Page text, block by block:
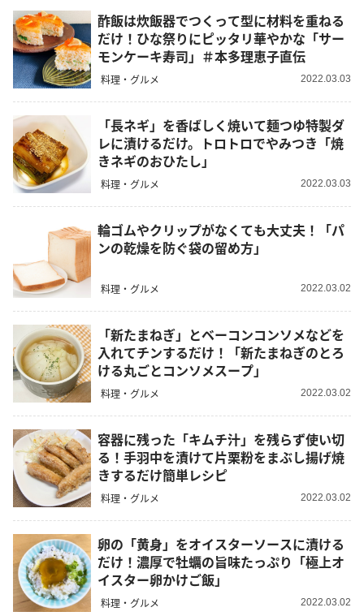
酢飯は炊飯器でつくって型に材料を重ねる
だけ！ひな祭りにピッタリ華やかな「サー
モンケーキ寿司」＃本多理恵子直伝
料理・グルメ 2022.03.03
「長ネギ」を香ばしく焼いて麺つゆ特製ダ
レに漬けるだけ。トロトロでやみつき「焼
きネギのおひたし」
料理・グルメ 2022.03.03
輪ゴムやクリップがなくても大丈夫！「パ
ンの乾燥を防ぐ袋の留め方」
料理・グルメ 2022.03.02
「新たまねぎ」とベーコンコンソメなどを
入れてチンするだけ！「新たまねぎのとろ
ける丸ごとコンソメスープ」
料理・グルメ 2022.03.02
容器に残った「キムチ汁」を残らず使い切
る！手羽中を漬けて片栗粉をまぶし揚げ焼
きするだけ簡単レシピ
料理・グルメ 2022.03.02
卵の「黄身」をオイスターソースに漬ける
だけ！濃厚で牡蠣の旨味たっぷり「極上オ
イスター卵かけご飯」
料理・グルメ 2022.03.02